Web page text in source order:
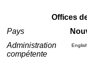
Offices
Pays
Administration
compétente
English